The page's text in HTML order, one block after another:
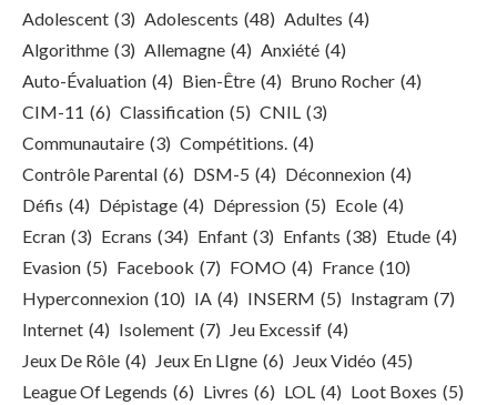
Adolescent (3) Adolescents (48) Adultes (4)
Algorithme (3) Allemagne (4) Anxiété (4)
Auto-Évaluation (4) Bien-Être (4) Bruno Rocher (4)
CIM-11 (6) Classification (5) CNIL (3)
Communautaire (3) Compétitions. (4)
Contrôle Parental (6) DSM-5 (4) Déconnexion (4)
Défis (4) Dépistage (4) Dépression (5) Ecole (4)
Ecran (3) Ecrans (34) Enfant (3) Enfants (38) Etude (4)
Evasion (5) Facebook (7) FOMO (4) France (10)
Hyperconnexion (10) IA (4) INSERM (5) Instagram (7)
Internet (4) Isolement (7) Jeu Excessif (4)
Jeux De Rôle (4) Jeux En LIgne (6) Jeux Vidéo (45)
League Of Legends (6) Livres (6) LOL (4) Loot Boxes (5)